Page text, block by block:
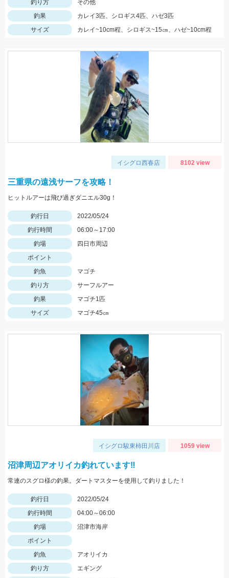
釣り方
その他
釣果
カレイ3匹、シロギス4匹、ハゼ3匹
サイズ
カレイ~10cm程、シロギス~15㎝、ハゼ~10cm程
イシグロ西春店 8102 view
三重県の遠浅サーフを攻略！
ヒットルアーは飛び過ぎダニエル30g！
釣行日
2022/05/24
釣行時間
06:00～17:00
釣場
四日市周辺
ポイント
釣魚
マゴチ
釣り方
サーフルアー
釣果
マゴチ1匹
サイズ
マゴチ45㎝
イシグロ駿東柿田川店 1059 view
沼津周辺アオリイカ釣れています‼
常連のスグロ様の釣果。ダートマスターを使用して釣りました！
釣行日
2022/05/24
釣行時間
04:00～06:00
釣場
沼津市海岸
ポイント
釣魚
アオリイカ
釣り方
エギング